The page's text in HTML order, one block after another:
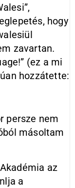
hogy
zavartan.
(ez a mi
hozzátette:
persze nem
másoltam
az
a